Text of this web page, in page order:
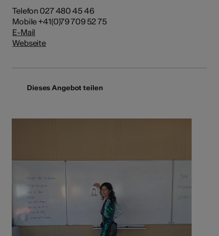
Telefon 027 480 45 46
Mobile +41(0)79 709 52 75
E-Mail
Webseite
Dieses Angebot teilen